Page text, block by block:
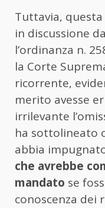
Tuttavia,
in discussione
l’ordinanza n.
la Corte
ricorrente,
merito avesse
irrilevante
ha sottolineato
abbia
che avrebbe
mandato se
conoscenza dei